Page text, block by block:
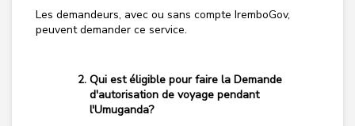
Les demandeurs, avec ou sans compte IremboGov,
peuvent demander ce service.
Qui est éligible pour faire la Demande
d'autorisation de voyage pendant
l'Umuganda?